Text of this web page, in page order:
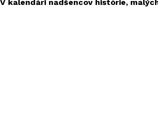
kalendári nadšencov histórie,